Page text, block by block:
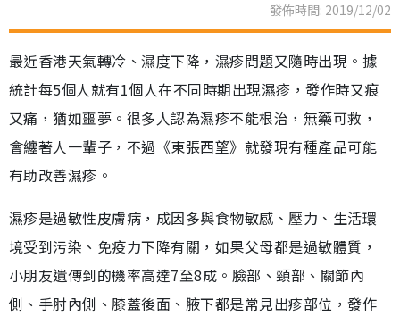
發佈時間: 2019/12/02
最近香港天氣轉冷、濕度下降，濕疹問題又隨時出現。據
統計每5個人就有1個人在不同時期出現濕疹，發作時又痕
又痛，猶如噩夢。很多人認為濕疹不能根治，無藥可救，
會纏著人一輩子，不過《東張西望》就發現有種產品可能
有助改善濕疹。
濕疹是過敏性皮膚病，成因多與食物敏感、壓力、生活環
境受到污染、免疫力下降有關，如果父母都是過敏體質，
小朋友遺傳到的機率高達7至8成。臉部、頸部、關節內
側、手肘內側、膝蓋後面、腋下都是常見出疹部位，發作